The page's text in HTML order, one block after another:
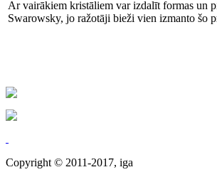
Ar vairākiem kristāliem var izdalīt formas un
Swarowsky, jo ražotāji bieži vien izmanto šo
Copyright © 2011-2017, iga